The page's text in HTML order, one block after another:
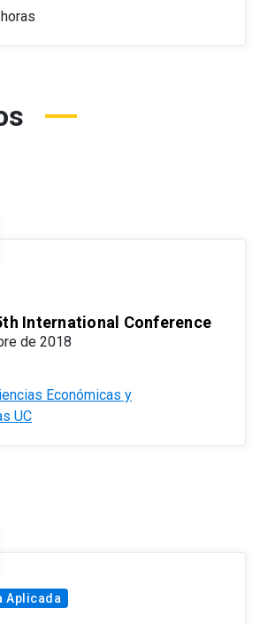
International Conference
de 2018
Económicas y
UC
Aplicada